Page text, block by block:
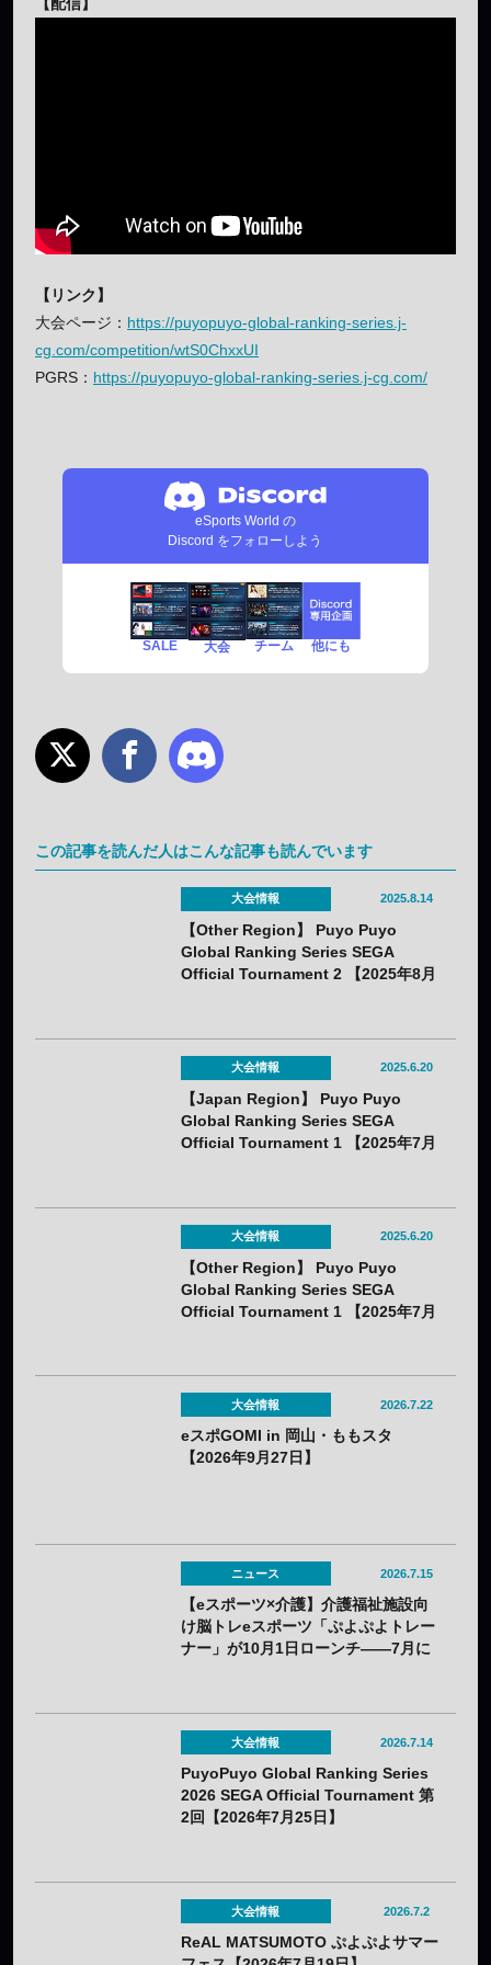
【リンク】
大会ページ： https://puyopuyo-global-ranking-series.j-
cg.com/competition/wtS0ChxxUI
PGRS： https://puyopuyo-global-ranking-series.j-cg.com/
eSports World の
Discord をフォローしよう
SALE 大会 チーム 他にも
この記事を読んだ人はこんな記事も読んでいます
大会情報 2025.8.14
【Other Region】 Puyo Puyo
Global Ranking Series SEGA
Official Tournament 2 【2025年8月
大会情報 2025.6.20
【Japan Region】 Puyo Puyo
Global Ranking Series SEGA
Official Tournament 1 【2025年7月
大会情報 2025.6.20
【Other Region】 Puyo Puyo
Global Ranking Series SEGA
Official Tournament 1 【2025年7月
大会情報 2026.7.22
eスポGOMI in 岡山・ももスタ
【2026年9月27日】
ニュース 2026.7.15
【eスポーツ×介護】介護福祉施設向
け脳トレeスポーツ「ぷよぷよトレー
ナー」が10月1日ローンチ——7月に
大会情報 2026.7.14
PuyoPuyo Global Ranking Series
2026 SEGA Official Tournament 第
2回【2026年7月25日】
大会情報 2026.7.2
ReAL MATSUMOTO ぷよぷよサマー